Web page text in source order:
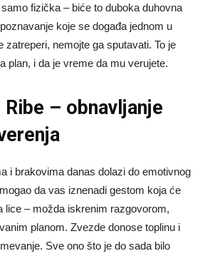
fizička – biće to duboka duhovna
koje se događa jednom u
zatreperi, nemojte ga sputavati. To je
plan, i da je vreme da mu verujete.
– obnavljanje
i brakovima danas dolazi do emotivnog
da vas iznenadi gestom koja će
lice – možda iskrenim razgovorom,
planom. Zvezde donose toplinu i
Sve ono što je do sada bilo